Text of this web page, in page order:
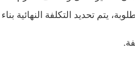
يتم تحديد التكلفة النهائية